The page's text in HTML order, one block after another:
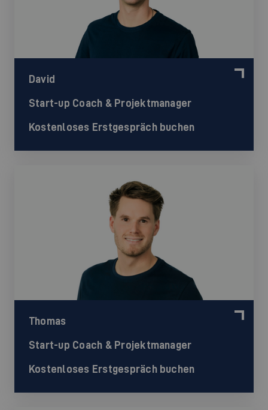
David
Start-up Coach & Projektmanager
Kostenloses Erstgespräch buchen
Thomas
Start-up Coach & Projektmanager
Kostenloses Erstgespräch buchen